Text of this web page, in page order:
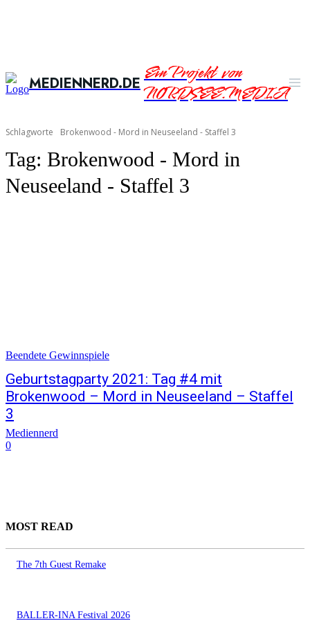
MEDIENNERD.DEEin Projekt von
NORDSEE.MEDIA
Schlagworte Brokenwood - Mord in Neuseeland - Staffel 3
Tag: Brokenwood - Mord in
Neuseeland - Staffel 3
Beendete Gewinnspiele
Geburtstagparty 2021: Tag #4 mit
Brokenwood – Mord in Neuseeland – Staffel
3
Mediennerd
0
MOST READ
The 7th Guest Remake
BALLER-INA Festival 2026